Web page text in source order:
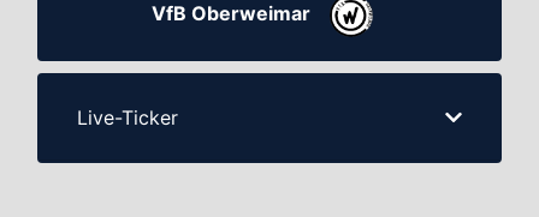
VfB Oberweimar
Live-Ticker